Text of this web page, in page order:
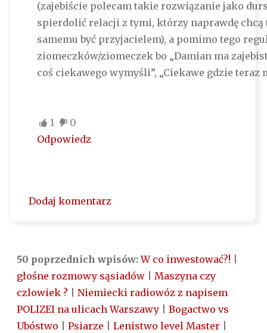
(zajebiście polecam takie rozwiązanie jako
spierdolić relacji z tymi, którzy naprawdę
samemu być przyjacielem), a pomimo tego
ziomeczków/ziomeczek bo „Damian ma
coś ciekawego wymyśli”, „Ciekawe gdzie teraz
1
0
Odpowiedz
Dodaj komentarz
50 poprzednich wpisów:W co inwestować?!
głośne rozmowy sąsiadów
Maszyna czy
czlowiek ?
Niemiecki radiowóz z napisem
POLIZEI na ulicach Warszawy
Bogactwo vs
Ubóstwo
Psiarze Lenistwo level Master